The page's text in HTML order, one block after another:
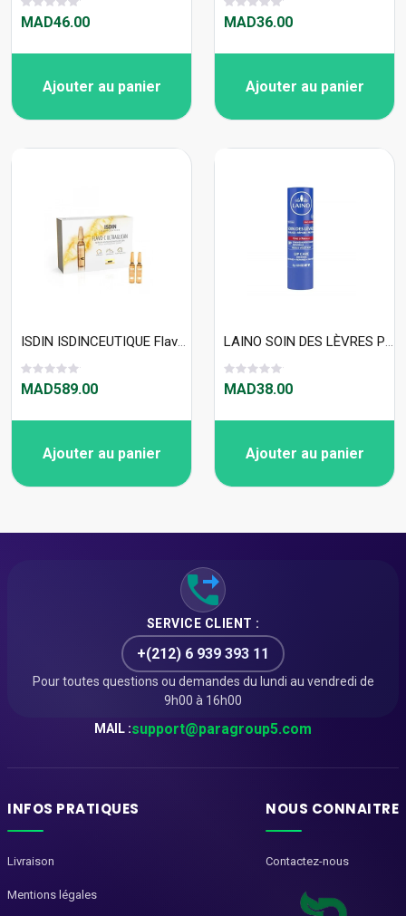
MAD46.00
Ajouter au panier
MAD36.00
Ajouter au panier
ISDIN ISDINCEUTIQUE Flavo-C ultraglican 2ml x 30 AMPOULES
MAD589.00
Ajouter au panier
LAINO SOIN DES LÈVRES PRO INTENSE 4 G
MAD38.00
Ajouter au panier
SERVICE CLIENT :
+(212) 6 939 393 11
Pour toutes questions ou demandes du lundi au vendredi de
9h00 à 16h00
MAIL :support@paragroup5.com
INFOS PRATIQUES
Livraison
Mentions légales
NOUS CONNAITRE
Contactez-nous